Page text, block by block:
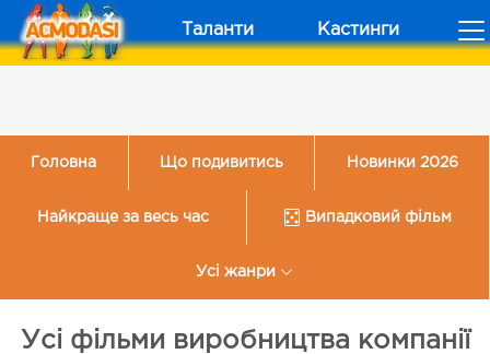
Таланти Кастинги
Головна Що подивитись Новинки 2026
Найкраще за весь час Випадковий фільм
Усі жанри
Усі фільми виробництва компанії